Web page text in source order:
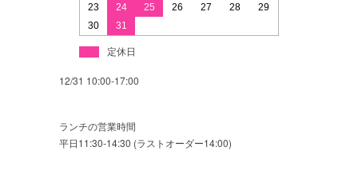
23
24 25 26 27 28
29
30
31
定休日
12/31 10:00-17:00
ランチの営業時間
平日11:30-14:30 (ラストオーダー14:00)